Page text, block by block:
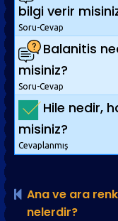
bilgi verir
Soru-Cevap
Balanitis
misiniz?
Soru-Cevap
Hile nedir,
misiniz?
Cevaplanmış
Ana ve ara
nelerdir?